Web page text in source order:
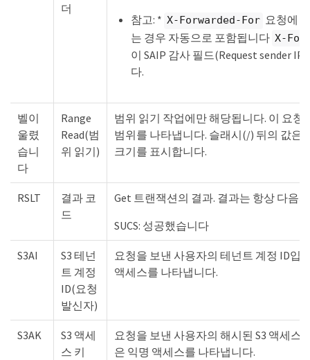
더
참고: * X-Forwarded-For 요청에
는 경우 자동으로 포함됩니다 X-
이 SAIP 감사 필드(Request sender IP
다.
벨이
울렸
습니
다
Range
Read(범
위 읽기)
범위 읽기 작업에만 해당됩니다. 이 요청
범위를 나타냅니다. 슬래시(/) 뒤의 값은
크기를 표시합니다.
RSLT
결과 코
드
Get 트랜잭션의 결과. 결과는 항상 다음
SUCS: 성공했습니다
S3AI
S3 테넌
트 계정
ID(요청
발신자)
요청을 보낸 사용자의 테넌트 계정 ID입
액세스를 나타냅니다.
S3AK
S3 액세
스 키
요청을 보낸 사용자의 해시된 S3 액세스
은 익명 액세스를 나타냅니다.